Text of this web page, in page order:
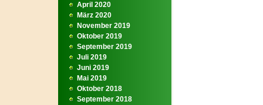
April 2020
März 2020
November 2019
Oktober 2019
September 2019
Juli 2019
Juni 2019
Mai 2019
Oktober 2018
September 2018